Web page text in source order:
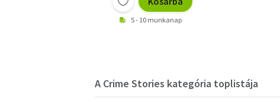
5 - 10 munkanap
A Crime Stories kategória toplistája